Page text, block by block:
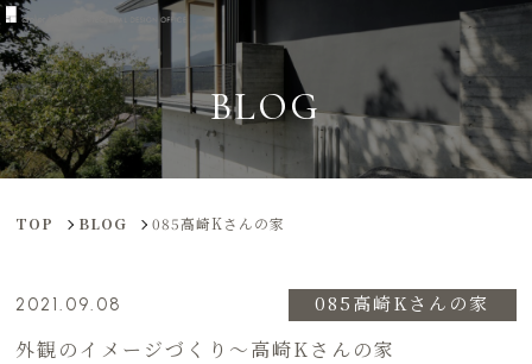
BLOG
TOP BLOG 085高崎Kさんの家
2021.09.08 085高崎Kさんの家
外観のイメージづくり〜高崎Kさんの家